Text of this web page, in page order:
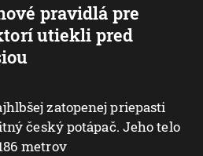
pravidlá pre
utiekli pred
zatopenej priepasti
český potápač. Jeho telo
metrov